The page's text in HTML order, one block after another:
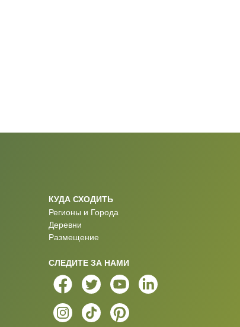
КУДА СХОДИТЬ
Регионы и Города
Деревни
Размещение
СЛЕДИТЕ ЗА НАМИ